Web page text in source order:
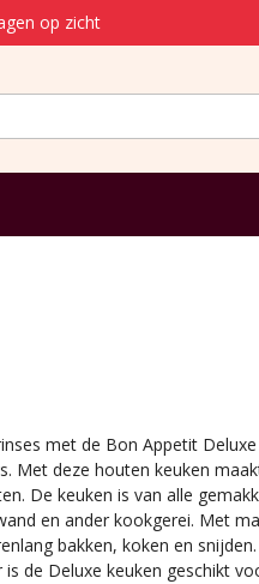
op zicht
met de Bon Appetit
Met deze houten keuken
De keuken is van alle
en ander kookgerei. Met
bakken, koken en
de Deluxe keuken geschikt